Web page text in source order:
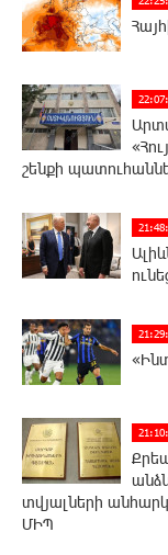
շենքի
տվյալների
ՄԻՊ